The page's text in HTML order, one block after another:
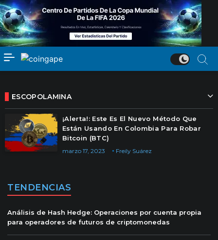
ESCOPOLAMINA
¡Alerta!: Este Es El Nuevo Método Que
Están Usando En Colombia Para Robar
Bitcoin (BTC)
Freily Suárez
marzo 17, 2023
TENDENCIAS
Análisis de Hash Hedge: Operaciones por cuenta propia
para operadores de futuros de criptomonedas